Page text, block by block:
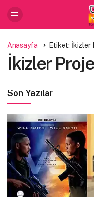
Anasayfa Etiket: İkizler
İkizler
Son Yazılar